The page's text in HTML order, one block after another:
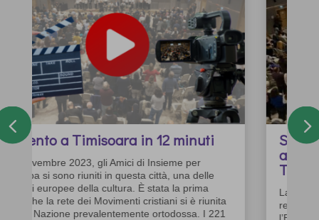
Spazi per la vita: un appello
all’unità da Insieme per l’Europa a
Timisoara
La città di Timisoara, in Romania, ha ospitato di
recente l’incontro annuale di “Insieme per